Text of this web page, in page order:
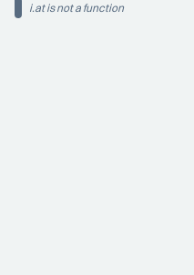
i.at is not a function